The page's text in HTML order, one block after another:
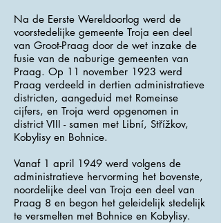
Na de Eerste Wereldoorlog werd de
voorstedelijke gemeente Troja een deel
van Groot-Praag door de wet inzake de
fusie van de naburige gemeenten van
Praag. Op 11 november 1923 werd
Praag verdeeld in dertien administratieve
districten, aangeduid met Romeinse
cijfers, en Troja werd opgenomen in
district VIII - samen met Libní, Střížkov,
Kobylisy en Bohnice.
Vanaf 1 april 1949 werd volgens de
administratieve hervorming het bovenste,
noordelijke deel van Troja een deel van
Praag 8 en begon het geleidelijk stedelijk
te versmelten met Bohnice en Kobylisy.